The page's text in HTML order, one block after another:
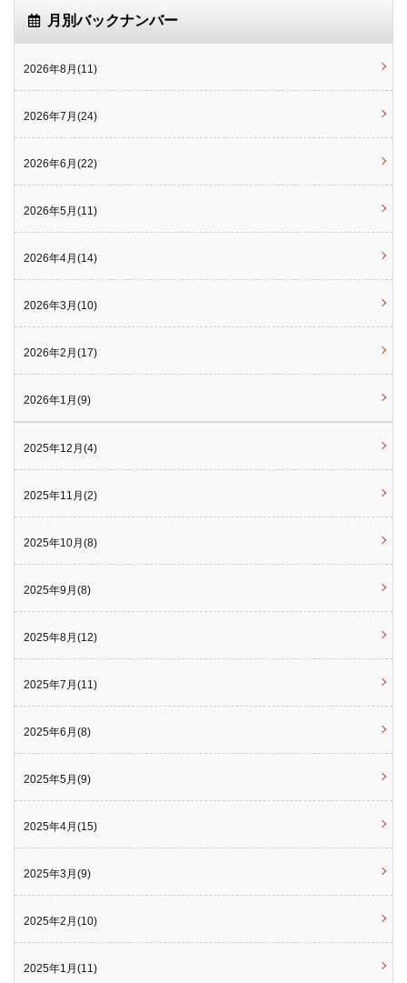
月別バックナンバー
2026年8月(11)
2026年7月(24)
2026年6月(22)
2026年5月(11)
2026年4月(14)
2026年3月(10)
2026年2月(17)
2026年1月(9)
2025年12月(4)
2025年11月(2)
2025年10月(8)
2025年9月(8)
2025年8月(12)
2025年7月(11)
2025年6月(8)
2025年5月(9)
2025年4月(15)
2025年3月(9)
2025年2月(10)
2025年1月(11)